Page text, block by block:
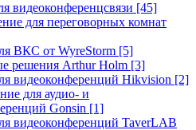
видеоконференцсвязи [45]
для переговорных комнат
ВКС от WyreStorm [5]
решения Arthur Holm [3]
видеоконференций Hikvision [2]
для аудио- и
Gonsin [1]
видеоконференций TaverLAB